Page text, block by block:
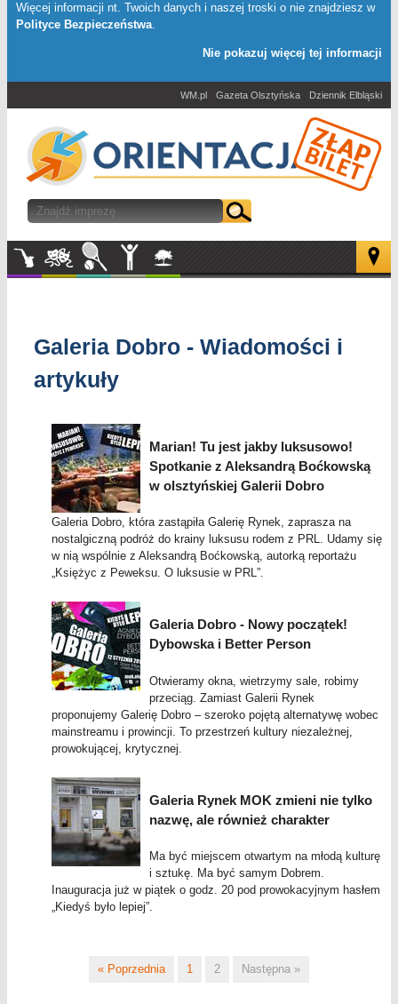
Więcej informacji nt. Twoich danych i naszej troski o nie znajdziesz w
Polityce Bezpieczeństwa.
Nie pokazuj więcej tej informacji
Dziennik Elbląski
Gazeta Olsztyńska
WM.pl
MuzykaKultura Sport Inne
Galeria Dobro - Wiadomości i
artykuły
Marian! Tu jest jakby luksusowo!
Spotkanie z Aleksandrą Boćkowską
w olsztyńskiej Galerii Dobro
Galeria Dobro, która zastąpiła Galerię Rynek, zaprasza na
nostalgiczną podróż do krainy luksusu rodem z PRL. Udamy się
w nią wspólnie z Aleksandrą Boćkowską, autorką reportażu
„Księżyc z Peweksu. O luksusie w PRL”.
Galeria Dobro - Nowy początek!
Dybowska i Better Person
Otwieramy okna, wietrzymy sale, robimy
przeciąg. Zamiast Galerii Rynek
proponujemy Galerię Dobro – szeroko pojętą alternatywę wobec
mainstreamu i prowincji. To przestrzeń kultury niezależnej,
prowokującej, krytycznej.
Galeria Rynek MOK zmieni nie tylko
nazwę, ale również charakter
Ma być miejscem otwartym na młodą kulturę
i sztukę. Ma być samym Dobrem.
Inauguracja już w piątek o godz. 20 pod prowokacyjnym hasłem
„Kiedyś było lepiej”.
« Poprzednia 1 2 Następna »